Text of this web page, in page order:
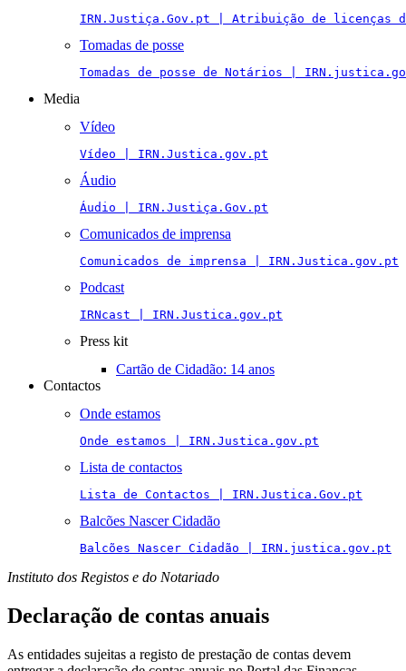
IRN.Justiça.Gov.pt | Atribuição de licenças
Tomadas de posse
Tomadas de posse de Notários |
Media
Vídeo
Vídeo | IRN.Justica.gov.pt
Áudio
Áudio | IRN.Justiça.Gov.pt
Comunicados de imprensa
Comunicados de imprensa | IRN.Justica.gov.pt
Podcast
IRNcast | IRN.Justica.gov.pt
Press kit
Cartão de Cidadão: 14 anos
Contactos
Onde estamos
Onde estamos | IRN.Justica.gov.pt
Lista de contactos
Lista de Contactos | IRN.Justica.Gov.pt
Balcões Nascer Cidadão
Balcões Nascer Cidadão | IRN.justica.gov.pt
Instituto dos Registos e do Notariado
Declaração de contas anuais
As entidades sujeitas a registo de prestação de contas devem